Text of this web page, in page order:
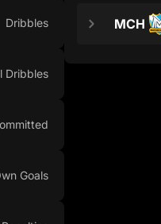
MCH
Dribbles
Dribbles
Goals